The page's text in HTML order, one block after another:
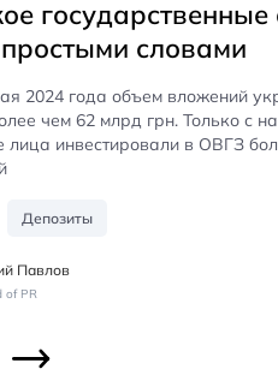
словами
2024 года объем вложений
чем 62 млрд грн. Только с
лица инвестировали в ОВГЗ
Депозиты
Павлов
of PR